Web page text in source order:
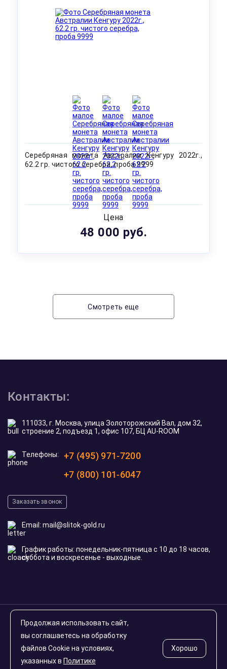
Серебряная монета Австралии Кенгуру 2022г.,
62.2 гр. чистого серебра, проба 9999
Цена
48 000 руб.
Смотреть еще
Контакты:
111033, г. Москва, улица Золоторожский Вал, дом 32,
строение 2, подъезд 1, офис 107, БЦ AU-ROOM
Телефоны:
+7 (495) 971-7200
+7 (800) 101-6047
Заказать звонок
Email: mail@slitok-gold.ru
График работы: понедельник-пятница с 10 до 18 часов,
суббота и воскресенье - выходные.
Инвестиционные монеты России
Карта сайта
Продолжая использовать сайт,
вы соглашаетесь на обработку
файлов Cookie на условиях,
указанных в Политике
Хорошо